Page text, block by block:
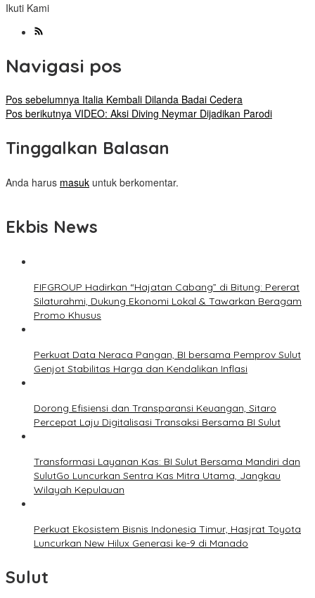
Ikuti Kami
Navigasi pos
Pos sebelumnya Italia Kembali Dilanda Badai Cedera
Pos berikutnya VIDEO: Aksi Diving Neymar Dijadikan Parodi
Tinggalkan Balasan
Anda harus masuk untuk berkomentar.
Ekbis News
FIFGROUP Hadirkan “Hajatan Cabang” di Bitung: Pererat
Silaturahmi, Dukung Ekonomi Lokal & Tawarkan Beragam
Promo Khusus
Perkuat Data Neraca Pangan, BI bersama Pemprov Sulut
Genjot Stabilitas Harga dan Kendalikan Inflasi
Dorong Efisiensi dan Transparansi Keuangan, Sitaro
Percepat Laju Digitalisasi Transaksi Bersama BI Sulut
Transformasi Layanan Kas: BI Sulut Bersama Mandiri dan
SulutGo Luncurkan Sentra Kas Mitra Utama, Jangkau
Wilayah Kepulauan
Perkuat Ekosistem Bisnis Indonesia Timur, Hasjrat Toyota
Luncurkan New Hilux Generasi ke-9 di Manado
Sulut